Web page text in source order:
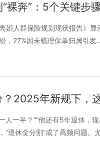
裸奔”：5个关键步
人群保险规划现状报告》
，27%因未梳理保单归属引发
2025年新规下，
一半？”“他还有5年退休，
“退休金分割”成了高频问题。